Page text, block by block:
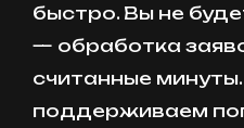
быстро. Вы не
— обработка
считанные
поддерживаем